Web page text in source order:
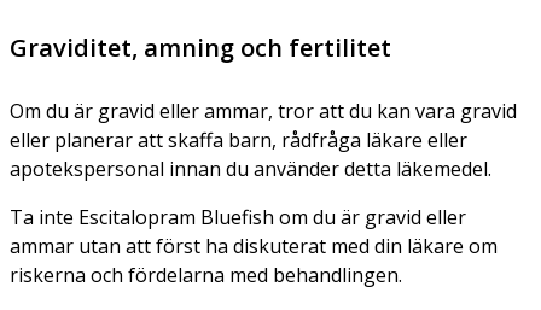
Graviditet, amning och fertilitet
Om du är gravid eller ammar, tror att du kan vara gravid
eller planerar att skaffa barn, rådfråga läkare eller
apotekspersonal innan du använder detta läkemedel.
Ta inte Escitalopram Bluefish om du är gravid eller
ammar utan att först ha diskuterat med din läkare om
riskerna och fördelarna med behandlingen.